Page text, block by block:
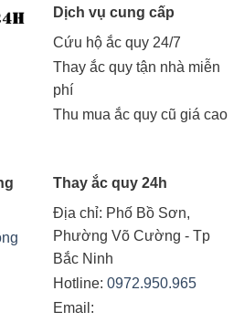
Dịch vụ cung cấp
Cứu hộ ắc quy 24/7
Thay ắc quy tận nhà miễn
phí
Thu mua ắc quy cũ giá cao
Thay ắc quy 24h
Địa chỉ: Phố Bồ Sơn,
Phường Võ Cường - Tp
Bắc Ninh
Hotline: 0972.950.965
Email: